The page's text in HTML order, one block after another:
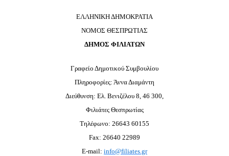
ΕΛΛΗΝΙΚΗ ΔΗΜΟΚΡΑΤΙΑ
ΝΟΜΟΣ ΘΕΣΠΡΩΤΙΑΣ
ΔΗΜΟΣ ΦΙΛΙΑΤΩΝ
Γραφείο Δημοτικού Συμβουλίου
Πληροφορίες: Άννα Διαμάντη
Διεύθυνση: Ελ. Βενιζέλου 8, 46 300,
Φιλιάτες Θεσπρωτίας
Τηλέφωνο: 26643 60155
Fax: 26640 22989
E-mail: info@filiates.gr